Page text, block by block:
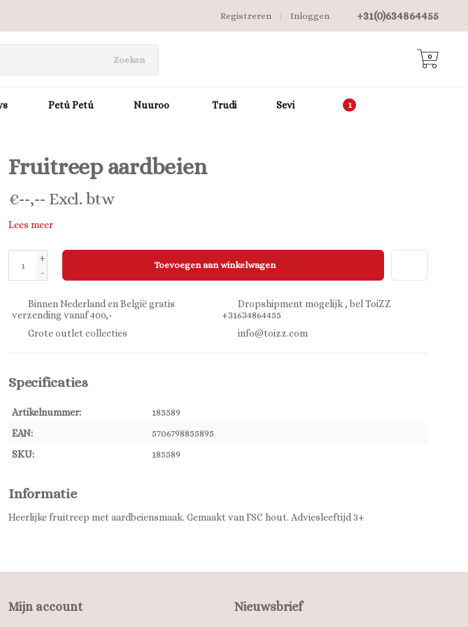
+31(0)634864455
Inloggen
|
Registreren
Zoeken 0
Petú Petú Nuuroo Trudi Sevi
Fruitreep aardbeien
€--,-- Excl. btw
Lees meer
+
-
Toevoegen aan winkelwagen
Binnen Nederland en België gratis
verzending vanaf 400,-
Dropshipment mogelijk , bel ToiZZ
+31634864455
Grote outlet collecties
info@toizz.com
Specificaties
Artikelnummer:
185589
EAN:
5706798855895
SKU:
185589
Informatie
Heerlijke fruitreep met aardbeiensmaak. Gemaakt van FSC hout. Adviesleeftijd 3+
Mijn account Nieuwsbrief